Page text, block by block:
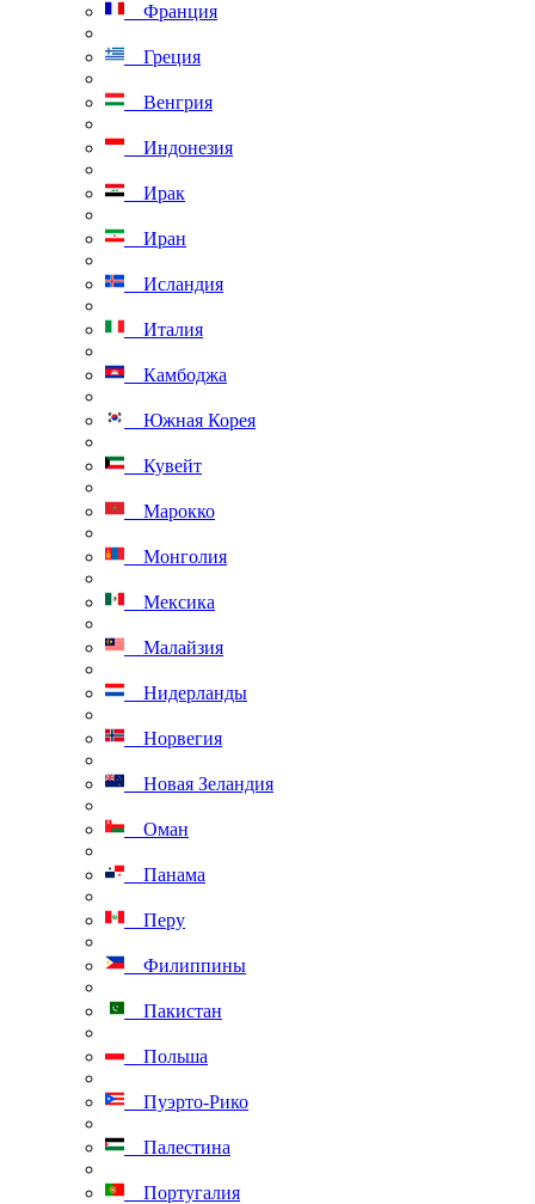
Франция
Греция
Венгрия
Индонезия
Ирак
Иран
Исландия
Италия
Камбоджа
Южная Корея
Кувейт
Марокко
Монголия
Мексика
Малайзия
Нидерланды
Норвегия
Новая Зеландия
Оман
Панама
Перу
Филиппины
Пакистан
Польша
Пуэрто-Рико
Палестина
Португалия